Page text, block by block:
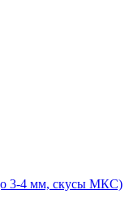
3-4 мм, скусы МКС)